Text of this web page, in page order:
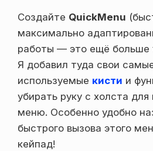
Создайте QuickMenu
максимально
работы — это ещё больше
Я добавил туда свои
используемые кисти и
убирать руку с холста
меню. Особенно удобно
быстрого вызова этого
кейпад!